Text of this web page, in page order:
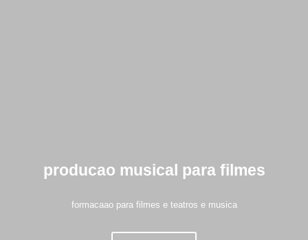
producao musical para filmes
formacaao para filmes e teatros e musica